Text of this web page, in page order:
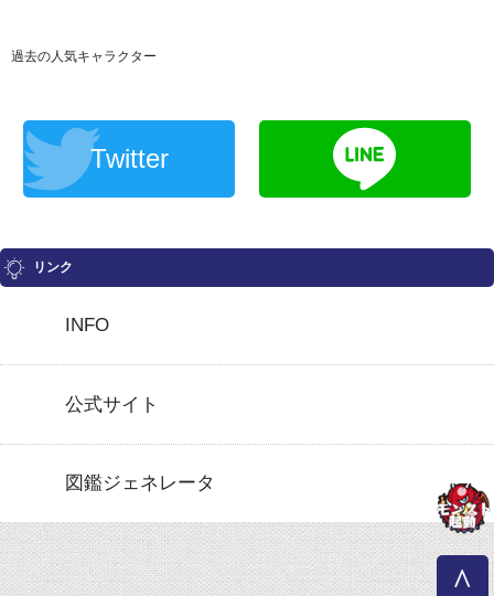
過去の人気キャラクター
Twitter
リンク
INFO
公式サイト
図鑑ジェネレータ